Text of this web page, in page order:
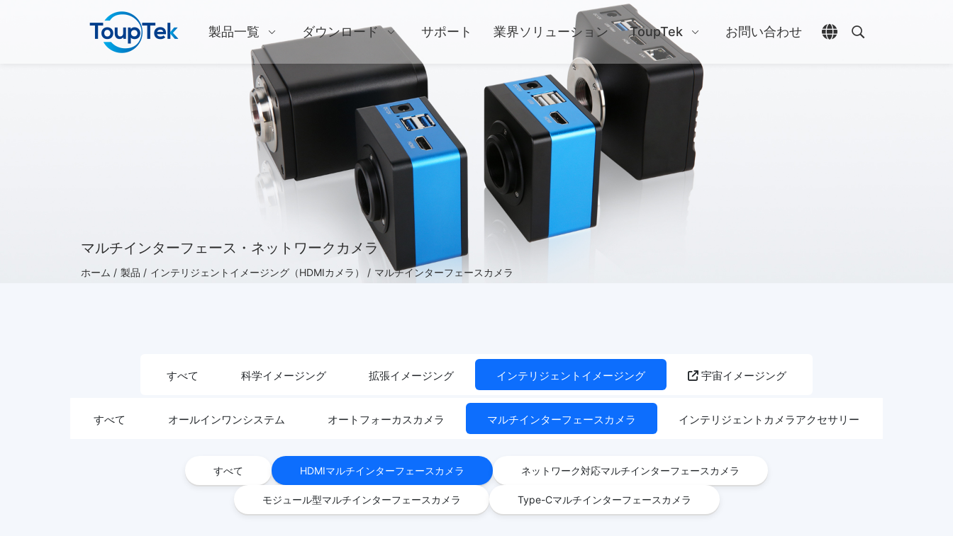
製品一覧 ダウンロード サポート 業界ソリューション ToupTek お問い合わせ
言語選択を開く
検索を開く
マルチインターフェース・ネットワークカメラ
ホーム / 製品 / インテリジェントイメージング（HDMIカメラ） / マルチインターフェースカメラ
すべて 科学イメージング 拡張イメージング インテリジェントイメージング 宇宙イメージング
すべて オールインワンシステム オートフォーカスカメラ マルチインターフェースカメラ インテリジェントカメラアクセサリー
すべて HDMIマルチインターフェースカメラ ネットワーク対応マルチインターフェースカメラ
モジュール型マルチインターフェースカメラ Type-Cマルチインターフェースカメラ